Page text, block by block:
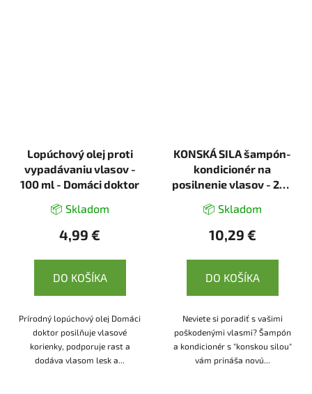
Lopúchový olej proti
vypadávaniu vlasov -
100 ml - Domáci doktor
📦 Skladom
4,99 €
DO KOŠÍKA
Prírodný lopúchový olej Domáci
doktor posilňuje vlasové
korienky, podporuje rast a
dodáva vlasom lesk a...
KONSKÁ SILA šampón-
kondicionér na
posilnenie vlasov - 250
📦 Skladom
10,29 €
DO KOŠÍKA
Neviete si poradiť s vašimi
poškodenými vlasmi? Šampón
a kondicionér s "konskou silou"
vám prináša novú...